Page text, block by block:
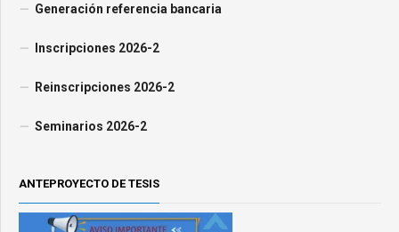
Generación referencia bancaria
Inscripciones 2026-2
Reinscripciones 2026-2
Seminarios 2026-2
ANTEPROYECTO DE TESIS